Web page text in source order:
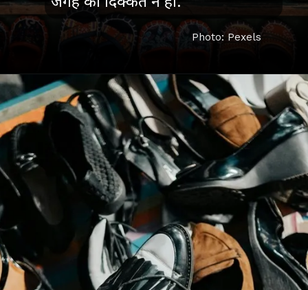
Photo: Pexels